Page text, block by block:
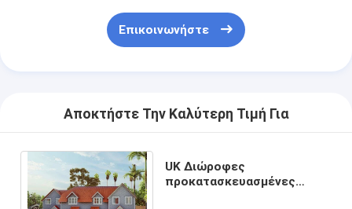
Επικοινωνήστε
Αποκτήστε Την Καλύτερη Τιμή Για
UK Διώροφες
προκατασκευασμένες